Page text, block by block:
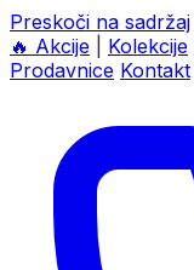
Preskoči na sadržaj
🔥 Akcije Kolekcije
Prodavnice Kontakt